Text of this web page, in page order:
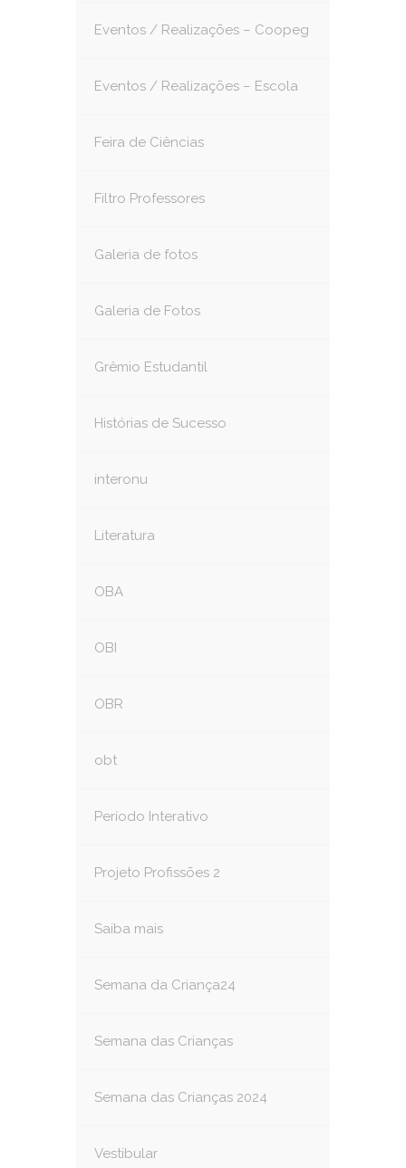
Eventos / Realizações – Coopeg
Eventos / Realizações – Escola
Feira de Ciências
Filtro Professores
Galeria de fotos
Galeria de Fotos
Grêmio Estudantil
Histórias de Sucesso
interonu
Literatura
OBA
OBI
OBR
obt
Período Interativo
Projeto Profissões 2
Saiba mais
Semana da Criança24
Semana das Crianças
Semana das Crianças 2024
Vestibular